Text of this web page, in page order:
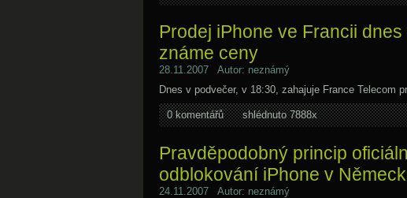
Prodej iPhone ve Francii dnes
známe ceny
28.11.2007 Autor: neznámý
Dnes v podvečer, v 18:30, zahajuje France Telecom
0 komentářů shlédnuto 7888x
Pravděpodobný princip
odblokování iPhone v
24.11.2007 Autor: neznámý